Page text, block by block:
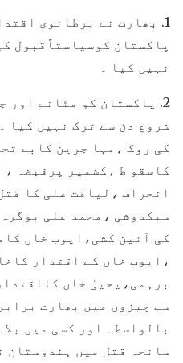
1. بھارت نے برطانوی
پاکستان کوسیاستاًقبول
نہیں کیا ۔
2. پاکستان کو مٹانے
شروع دن سے ترک نہیں کیا
کی روک ،مہا جرین کابے
کاسقو ط ،کشمیر پرقبضہ
انحراف ،لیاقت علی کا
سبکدوشی ،محمد علی
،ایوب خاں کے اقتدار
برہمی،یحییٰ خاں
سب چیزوں میں بھارت
بالواسطہ اور کسی میں
سانحہ قتل میں ہندوستان